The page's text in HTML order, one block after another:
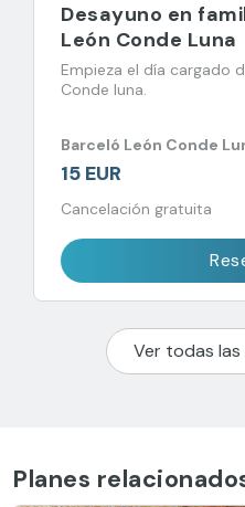
Desayuno en
León Conde Luna
Empieza el día cargado
Conde luna.
Barceló León Conde
15 EUR
Cancelación gratuita
Ver todas
Planes